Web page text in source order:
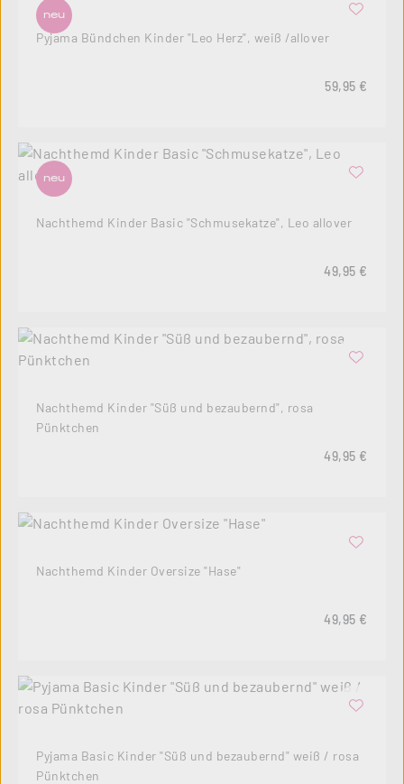
neu
Pyjama Bündchen Kinder "Leo Herz", weiß /allover
Regulärer
59,95 €
neu
Nachthemd Kinder Basic "Schmusekatze", Leo allover
Regulärer
49,95 €
Nachthemd Kinder "Süß und bezaubernd", rosa
Pünktchen
Regulärer
49,95 €
Nachthemd Kinder Oversize "Hase"
Regulärer
49,95 €
Pyjama Basic Kinder "Süß und bezaubernd" weiß / rosa
Pünktchen